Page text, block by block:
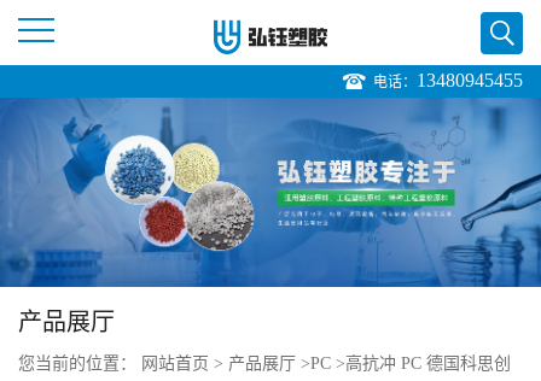
页
公
电话： 13480945455
产品展厅
您当前的位置： 网站首页 > 产品展厅 >PC >高抗冲 PC 德国科思创